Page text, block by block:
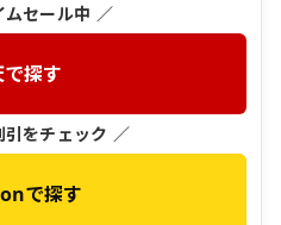
ムセール中 ／
探す
をチェック ／
で探す